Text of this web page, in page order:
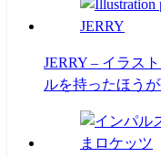
JERRY – イラス
ルを持ったほう